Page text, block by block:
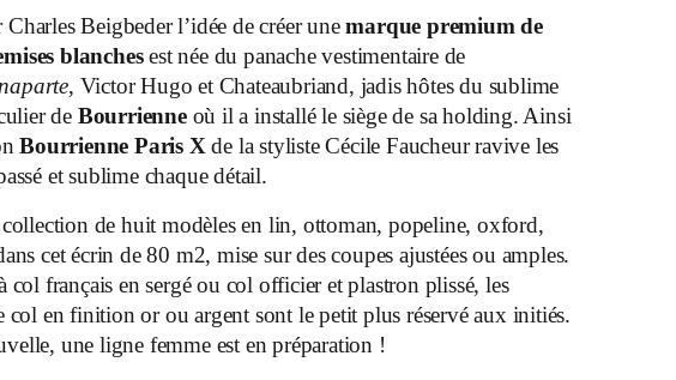
Charles Beigbeder l’idée de créer unemarque premium de
blanchesest née du panache vestimentaire de
, Victor Hugo et Chateaubriand, jadis hôtes du sublime
de Bourrienneoù il a installé le siège de sa holding. Ainsi
Bourrienne Paris X de la styliste Cécile Faucheur ravive les
et sublime chaque détail.
de huit modèles en lin, ottoman, popeline, oxford,
cet écrin de 80 m2, mise sur des coupes ajustées ou amples.
col français en sergé ou col officier et plastron plissé, les
col en finition or ou argent sont le petit plus réservé aux initiés.
une ligne femme est en préparation !